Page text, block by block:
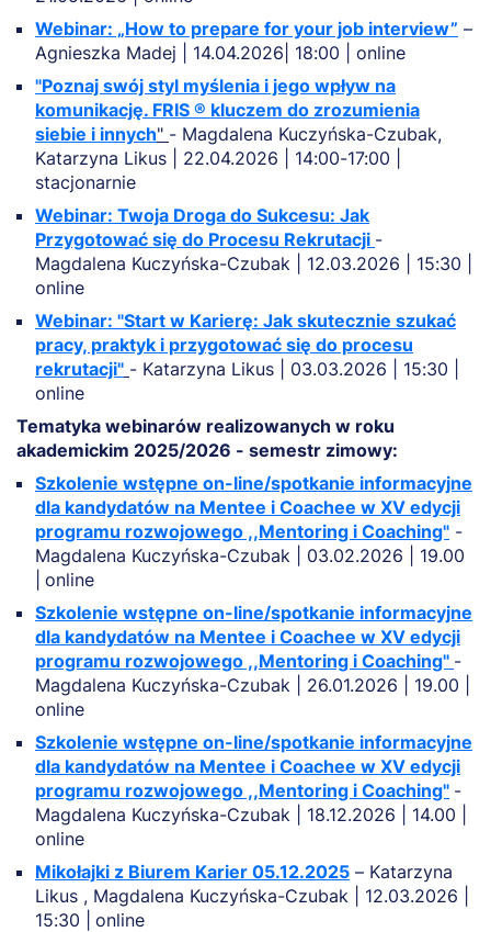
Webinar: „How to prepare for your job interview” –
Agnieszka Madej | 14.04.2026| 18:00 | online
"Poznaj swój styl myślenia i jego wpływ na
komunikację. FRIS ® kluczem do zrozumienia
siebie i innych" - Magdalena Kuczyńska-Czubak,
Katarzyna Likus | 22.04.2026 | 14:00-17:00 |
stacjonarnie
Webinar: Twoja Droga do Sukcesu: Jak
Przygotować się do Procesu Rekrutacji -
Magdalena Kuczyńska-Czubak | 12.03.2026 | 15:30 |
online
Webinar: "Start w Karierę: Jak skutecznie szukać
pracy, praktyk i przygotować się do procesu
rekrutacji" - Katarzyna Likus | 03.03.2026 | 15:30 |
online
Tematyka webinarów realizowanych w roku
akademickim 2025/2026 - semestr zimowy:
Szkolenie wstępne on-line/spotkanie informacyjne
dla kandydatów na Mentee i Coachee w XV edycji
programu rozwojowego ,,Mentoring i Coaching" -
Magdalena Kuczyńska-Czubak | 03.02.2026 | 19.00
online
Szkolenie wstępne on-line/spotkanie informacyjne
dla kandydatów na Mentee i Coachee w XV edycji
programu rozwojowego ,,Mentoring i Coaching" -
Magdalena Kuczyńska-Czubak | 26.01.2026 | 19.00 |
online
Szkolenie wstępne on-line/spotkanie informacyjne
dla kandydatów na Mentee i Coachee w XV edycji
programu rozwojowego ,,Mentoring i Coaching" -
Magdalena Kuczyńska-Czubak | 18.12.2026 | 14.00 |
online
Mikołajki z Biurem Karier 05.12.2025 – Katarzyna
Likus , Magdalena Kuczyńska-Czubak | 12.03.2026 |
15:30 |
online